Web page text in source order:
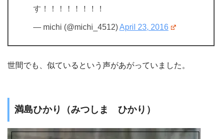
す！！！！！！！！
— michi (@michi_4512)April 23, 2016
世間でも、似ているという声があがっていました。
満島ひかり（みつしま ひかり）